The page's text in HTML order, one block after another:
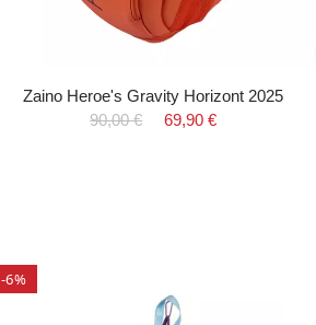
Zaino Heroe's Gravity Horizont 2025
90,00 €
69,90 €
-6%